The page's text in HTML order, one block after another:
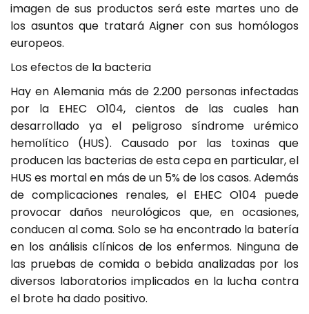
imagen de sus productos será este martes uno de
los asuntos que tratará Aigner con sus homólogos
europeos.
Los efectos de la bacteria
Hay en Alemania más de 2.200 personas infectadas
por la EHEC O104, cientos de las cuales han
desarrollado ya el peligroso síndrome urémico
hemolítico (HUS). Causado por las toxinas que
producen las bacterias de esta cepa en particular, el
HUS es mortal en más de un 5% de los casos. Además
de complicaciones renales, el EHEC O104 puede
provocar daños neurológicos que, en ocasiones,
conducen al coma. Solo se ha encontrado la batería
en los análisis clínicos de los enfermos. Ninguna de
las pruebas de comida o bebida analizadas por los
diversos laboratorios implicados en la lucha contra
el brote ha dado positivo.